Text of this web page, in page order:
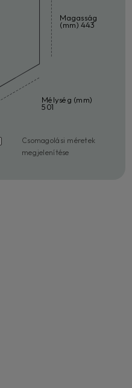
Magasság
(mm) 443
Mélység (mm)
501
Csomagolási méretek
megjelenítése